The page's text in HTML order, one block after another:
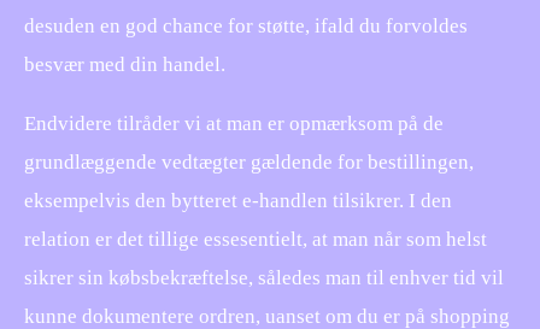
desuden en god chance for støtte, ifald du forvoldes
besvær med din handel.
Endvidere tilråder vi at man er opmærksom på de
grundlæggende vedtægter gældende for bestillingen,
eksempelvis den bytteret e-handlen tilsikrer. I den
relation er det tillige essesentielt, at man når som helst
sikrer sin købsbekræftelse, således man til enhver tid vil
kunne dokumentere ordren, uanset om du er på shopping